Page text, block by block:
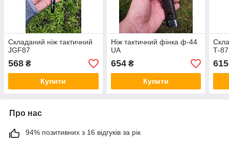
Складаний ніж тактичний
JGF87
568 ₴
Купити
Ніж тактичний фінка ф-44
UA
654₴
Купити
Т-87
615
Про нас
94% позитивних з 16 відгуків за рік